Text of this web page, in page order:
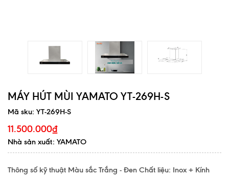
MÁY HÚT MÙI YAMATO YT-269H-S
Mã sku: YT-269H-S
11.500.000₫
Nhà sản xuất: YAMATO
Thông số kỹ thuật Màu sắc Trắng - Đen Chất liệu: Inox + Kính